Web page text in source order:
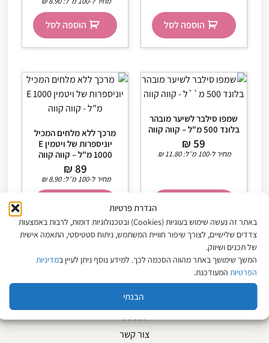
הגדרת פרטיות
באתר זה נעשה שימוש בעוגיות (Cookies) ובטכנולוגיות דומות, לרבות באמצעות
צדדים שלישיים, לצורך שיפור חוויית המשתמש, ניתוח סטטיסטי, התאמה אישית
של תכנים ושיווק.
המשך שימושך באתר מהווה הסכמה לכך. למידע נוסף ניתן לעיין במדיניות
הפרטיותהמעודכנת.
הבנתי
הוספה לסל הוספה לסל
שמפו סילבר לשיער מובהר
בלונד 500 מ"ל – קווה קווה
₪59
מחיר ל-100 מ״ל: ₪11.80
מרכך ללא מלחים המכיל
יוניספרות של ויטמין E
1000 מ"ל – קווה קווה
₪89
מחיר ל-100 מ״ל: ₪8.90
מפת האתר
אודות
צור קשר